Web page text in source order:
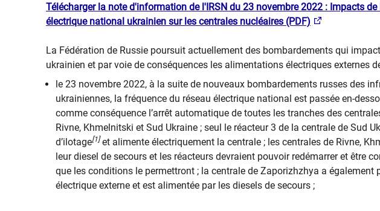
Télécharger la note d'information de l'IRSN du 23 novembre 2022 : Impacts
électrique national ukrainien sur les centrales nucléaires (PDF)
La Fédération de Russie poursuit actuellement des bombardements qui
ukrainien et par voie de conséquences les alimentations électriques externes
le 23 novembre 2022, à la suite de nouveaux bombardements russes des
ukrainiennes, la fréquence du réseau électrique national est passée en-
comme conséquence l’arrêt automatique de toutes les tranches des
Rivne, Khmelnitski et Sud Ukraine ; seul le réacteur 3 de la centrale de Sud
d’ilotage[1]et alimente électriquement la centrale ; les centrales de Rivne,
leur diesel de secours et les réacteurs devraient pouvoir redémarrer et être
que les conditions le permettront ; la centrale de Zaporizhzhya a également
électrique externe et est alimentée par les diesels de secours ;